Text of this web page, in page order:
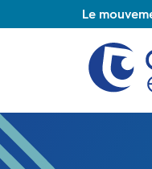
Le